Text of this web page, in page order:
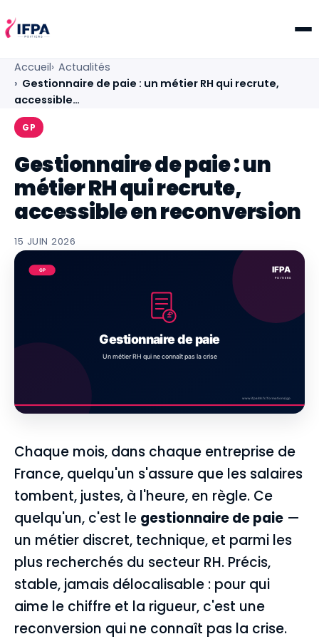
IFPA Poitiers — Centre de formation professionnelle
Accueil Actualités
Gestionnaire de paie : un métier RH qui recrute,
accessible…
GP
Gestionnaire de paie : un
métier RH qui recrute,
accessible en reconversion
15 JUIN 2026
Chaque mois, dans chaque entreprise de
France, quelqu'un s'assure que les salaires
tombent, justes, à l'heure, en règle. Ce
quelqu'un, c'est le gestionnaire de paie —
un métier discret, technique, et parmi les
plus recherchés du secteur RH. Précis,
stable, jamais délocalisable : pour qui
aime le chiffre et la rigueur, c'est une
reconversion qui ne connaît pas la crise.